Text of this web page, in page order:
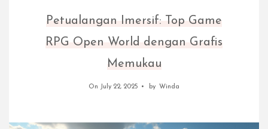
Petualangan Imersif: Top Game
RPG Open World dengan Grafis
Memukau
On July 22, 2025 by Winda